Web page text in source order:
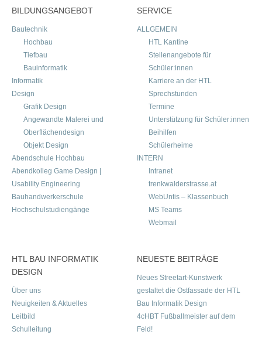
BILDUNGSANGEBOT
Bautechnik
Hochbau
Tiefbau
Bauinformatik
Informatik
Design
Grafik Design
Angewandte Malerei und
Oberflächendesign
Objekt Design
Abendschule Hochbau
Abendkolleg Game Design |
Usability Engineering
Bauhandwerkerschule
Hochschulstudiengänge
SERVICE
ALLGEMEIN
HTL Kantine
Stellenangebote für
Schüler:innen
Karriere an der HTL
Sprechstunden
Termine
Unterstützung für Schüler:innen
Beihilfen
Schülerheime
INTERN
Intranet
trenkwalderstrasse.at
WebUntis – Klassenbuch
MS Teams
Webmail
HTL BAU INFORMATIK
DESIGN
Über uns
Neuigkeiten & Aktuelles
Leitbild
Schulleitung
NEUESTE BEITRÄGE
Neues Streetart-Kunstwerk
gestaltet die Ostfassade der HTL
Bau Informatik Design
4cHBT Fußballmeister auf dem
Feld!